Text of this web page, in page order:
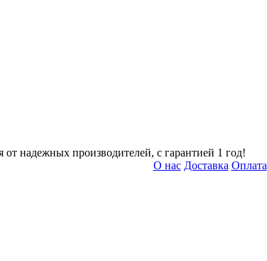
надежных производителей, с гарантией 1 год!
О нас Доставка Оплата